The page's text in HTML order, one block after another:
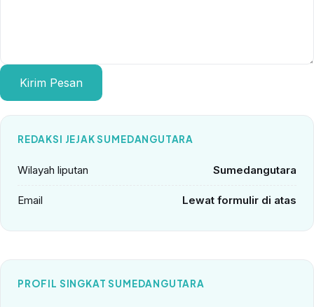
Kirim Pesan
REDAKSI JEJAK SUMEDANGUTARA
Wilayah liputan Sumedangutara
Email Lewat formulir di atas
PROFIL SINGKAT SUMEDANGUTARA